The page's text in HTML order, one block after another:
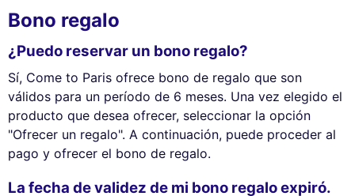
Bono regalo
¿Puedo reservar un bono regalo?
Sí, Come to Paris ofrece bono de regalo que son
válidos para un período de 6 meses. Una vez elegido el
producto que desea ofrecer, seleccionar la opción
"Ofrecer un regalo". A continuación, puede proceder al
pago y ofrecer el bono de regalo.
La fecha de validez de mi bono regalo expiró.